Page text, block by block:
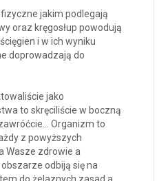
fizyczne jakim podlegają
oraz kręgosłup powodują
i w ich wyniku
doprowadzają do
jako
to skręciliście w boczną
Organizm to
z powyższych
Wasze zdrowie a
odbiją się na